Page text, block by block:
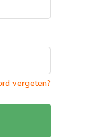
vergeten?